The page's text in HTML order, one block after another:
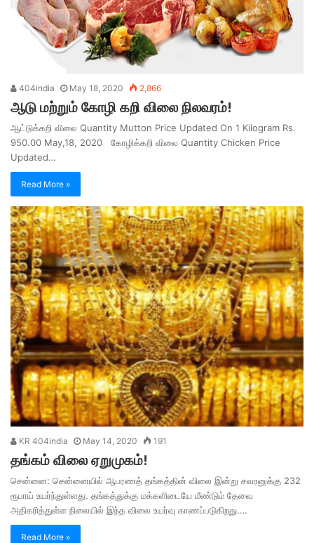
404india May 18, 2020 2,866
ஆடு மற்றும் கோழி கறி விலை நிலவரம்!
ஆட்டுக்கறி விலை Quantity Mutton Price Updated On 1 Kilogram Rs.
950.00 May,18, 2020 கோழிக்கறி விலை Quantity Chicken Price
Updated…
Read More »
KR 404india May 14, 2020 191
தங்கம் விலை ஏறுமுகம்!
சென்னை: சென்னையில் ஆபரணத் தங்கத்தின் விலை இன்று சவரனுக்கு 232
ரூபாய் உயர்ந்துள்ளது. தங்கத்துக்கு மக்களிடையே மீண்டும் தேவை
அதிகரித்துள்ள நிலையில் இந்த விலை உயர்வு காணப்படுகிறது.…
Read More »